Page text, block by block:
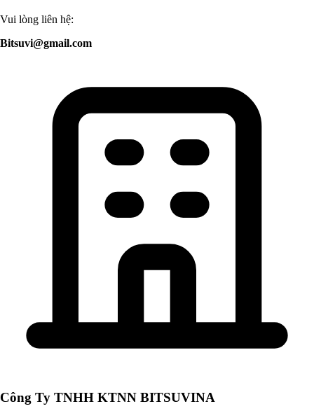
Vui lòng liên hệ:
Bitsuvi@gmail.com
Công Ty TNHH KTNN BITSUVINA